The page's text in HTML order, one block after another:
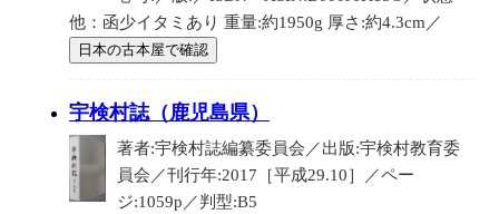
他：函少イタミあり 重量:約1950g 厚さ:約4.3cm／
日本の古本屋で確認
宇検村誌（鹿児島県）
著者:宇検村誌編纂委員会／出版:宇検村教育委
員会／刊行年:2017［平成29.10］／ペー
ジ:1059p／判型:B5